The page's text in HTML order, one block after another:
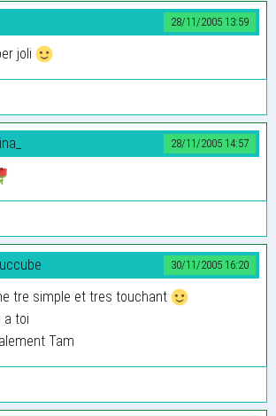
28/11/2005 13:59
joli
28/11/2005 14:57
30/11/2005 16:20
tre simple et tres touchant
a toi
Tam